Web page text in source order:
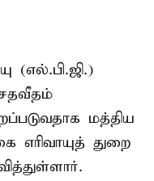
(எல்.பி.ஜி.)
மத்திய
துறை